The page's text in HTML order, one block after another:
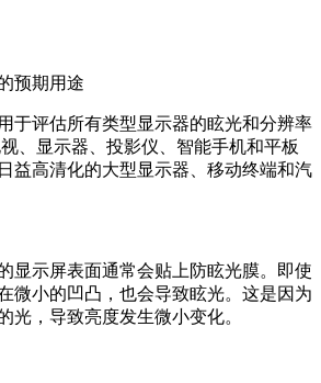
预期用途
于评估所有类型显示器的眩光和分辨率
、显示器、投影仪、智能手机和平板
益高清化的大型显示器、移动终端和汽
显示屏表面通常会贴上防眩光膜。即使
微小的凹凸，也会导致眩光。这是因为
光，导致亮度发生微小变化。